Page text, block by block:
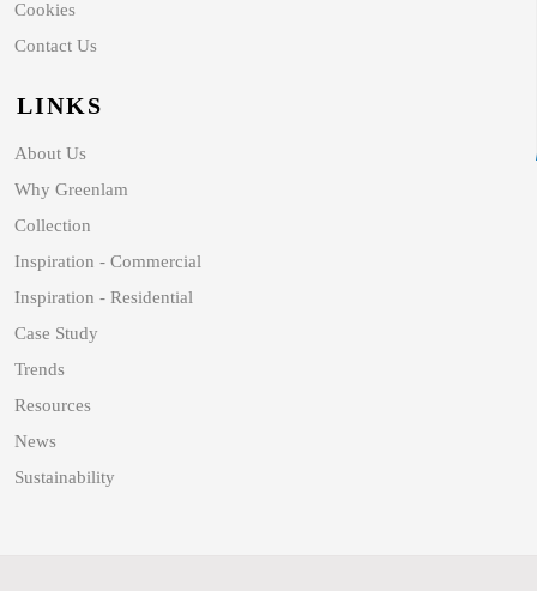
Cookies
Contact Us
LINKS
About Us
Why Greenlam
Collection
Inspiration - Commercial
Inspiration - Residential
Case Study
Trends
Resources
News
Sustainability